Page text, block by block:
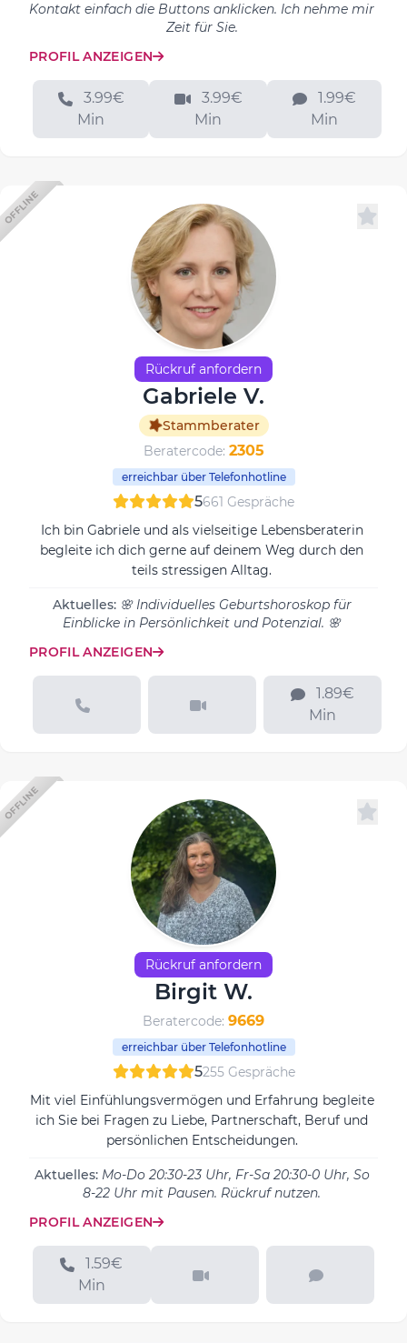
Kontakt einfach die Buttons anklicken. Ich nehme mir
Zeit für Sie.
PROFIL ANZEIGEN
Min
Min
1.99€
Min
OFFLINE
Rückruf anfordern
Gabriele V.
Stammberater
Beratercode: 2305
erreichbar über Telefonhotline
5661 Gespräche
Ich bin Gabriele und als vielseitige Lebensberaterin
begleite ich dich gerne auf deinem Weg durch den
teils stressigen Alltag.
Aktuelles: 🌸 Individuelles Geburtshoroskop für
Einblicke in Persönlichkeit und Potenzial. 🌸
PROFIL ANZEIGEN
Min
OFFLINE
Rückruf anfordern
Birgit W.
Beratercode: 9669
erreichbar über Telefonhotline
5255 Gespräche
Mit viel Einfühlungsvermögen und Erfahrung begleite
ich Sie bei Fragen zu Liebe, Partnerschaft, Beruf und
persönlichen Entscheidungen.
Aktuelles: Mo-Do 20:30-23 Uhr, Fr-Sa 20:30-0 Uhr, So
8-22 Uhr mit Pausen. Rückruf nutzen.
PROFIL ANZEIGEN
1.59€
Min